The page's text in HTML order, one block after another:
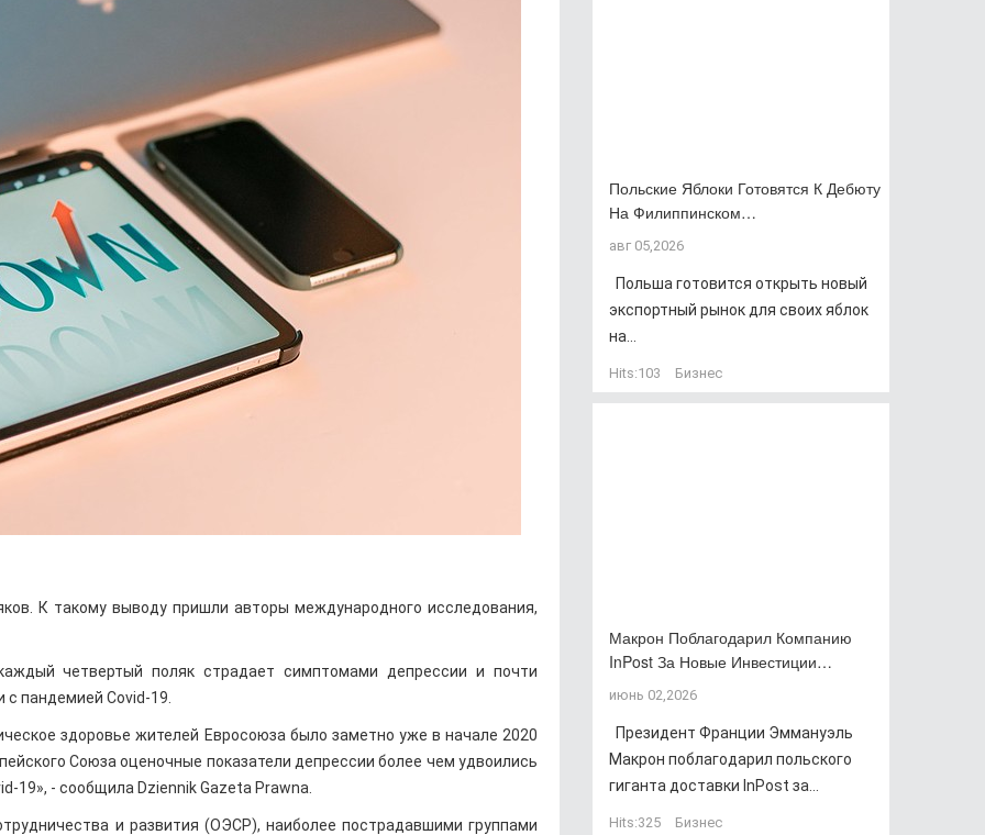
К такому выводу пришли авторы международного исследования,
четвертый поляк страдает симптомами депрессии и почти
c пандемией Covid-19.
здоровье жителей Евросоюза было заметно уже в начале 2020
Союза оценочные показатели депрессии более чем удвоились
19», - сообщила Dziennik Gazeta Prawna.
и развития (ОЭСР), наиболее пострадавшими группами
Польские Яблоки Готовятся К Дебюту
На Филиппинском…
авг 05,2026
Польша готовится открыть новый
экспортный рынок для своих яблок
на...
Hits:103 Бизнес
Макрон Поблагодарил Компанию
InPost За Новые Инвестиции…
июнь 02,2026
Президент Франции Эммануэль
Макрон поблагодарил польского
гиганта доставки InPost за...
Hits:325 Бизнес